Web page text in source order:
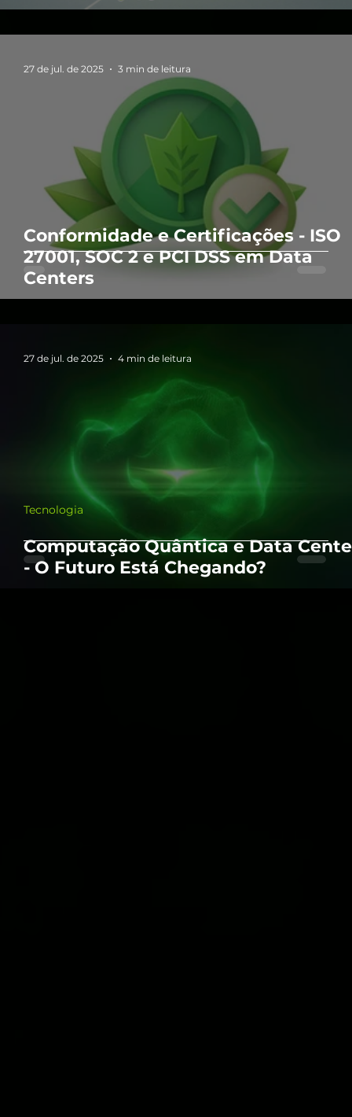
Conformidade e Certificações - ISO
27001, SOC 2 e PCI DSS em Data
Centers
27 de jul. de 2025 3 min de leitura
Computação Quântica e Data
- O Futuro Está Chegando?
Tecnologia
27 de jul. de 2025 4 min de leitura